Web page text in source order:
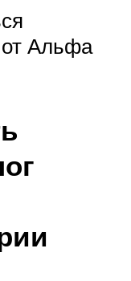
от Альфа